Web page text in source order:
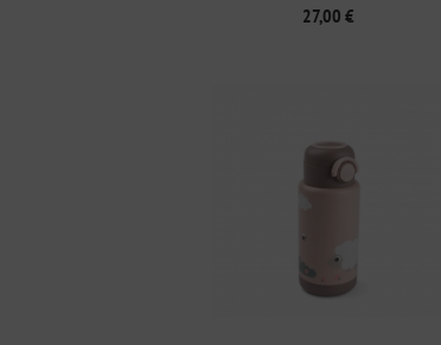
27,00 €